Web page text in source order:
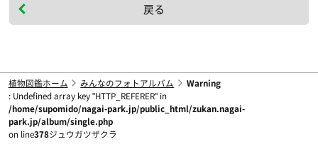
戻る
植物図鑑ホーム みんなのフォトアルバム
Warning
: Undefined array key "HTTP_REFERER" in
/home/supomido/nagai-park.jp/public_html/zukan.nagai-
park.jp/album/single.php
on line378ジュウガツザクラ